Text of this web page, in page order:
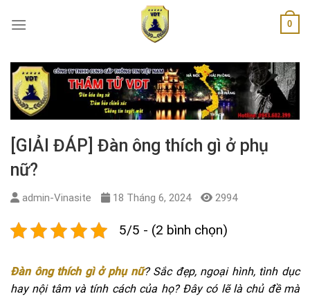
0
[GIẢI ĐÁP] Đàn ông thích gì ở phụ
nữ?
admin-Vinasite 18 Tháng 6, 2024 2994
5/5 - (2 bình chọn)
Đàn ông thích gì ở phụ nữ? Sắc đẹp, ngoại hình, tình dục
hay nội tâm và tính cách của họ? Đây có lẽ là chủ đề mà